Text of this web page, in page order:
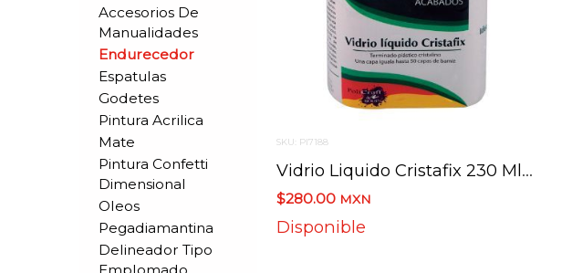
Accesorios De
Manualidades
Endurecedor
Espatulas
Godetes
Pintura Acrilica
Mate
Pintura Confetti
Dimensional
Oleos
Pegadiamantina
Delineador Tipo
Emplomado
SKU: PI7188
Vidrio Liquido Cristafix 230 Ml Juego Resina 905
$280.00 MXN
Disponible